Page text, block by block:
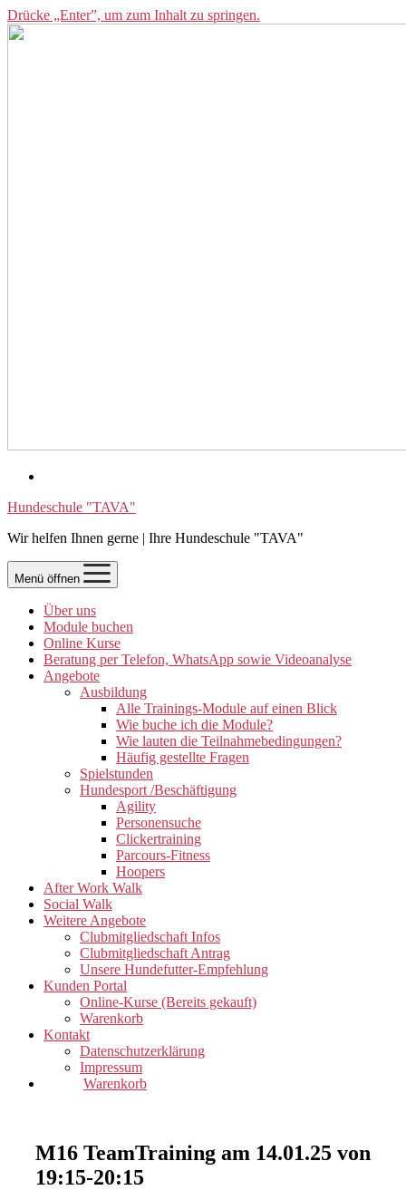
Drücke „Enter”, um zum Inhalt zu springen.
Hundeschule "TAVA"
Wir helfen Ihnen gerne | Ihre Hundeschule "TAVA"
Menü öffnen
Über uns
Module buchen
Online Kurse
Beratung per Telefon, WhatsApp sowie Videoanalyse
Angebote
Ausbildung
Alle Trainings-Module auf einen Blick
Wie buche ich die Module?
Wie lauten die Teilnahmebedingungen?
Häufig gestellte Fragen
Spielstunden
Hundesport /Beschäftigung
Agility
Personensuche
Clickertraining
Parcours-Fitness
Hoopers
After Work Walk
Social Walk
Weitere Angebote
Clubmitgliedschaft Infos
Clubmitgliedschaft Antrag
Unsere Hundefutter-Empfehlung
Kunden Portal
Online-Kurse (Bereits gekauft)
Warenkorb
Kontakt
Datenschutzerklärung
Impressum
Warenkorb
M16 TeamTraining am 14.01.25 von
19:15-20:15